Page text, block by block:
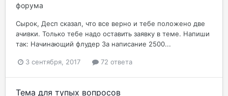
форума
Сырок, Десп сказал, что все верно и тебе положено две
ачивки. Только тебе надо оставить заявку в теме. Напиши
так: Начинающий флудер За написание 2500...
3 сентября, 2017 72 ответа
Тема для тупых вопросов